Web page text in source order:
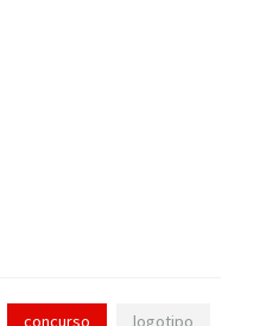
concurso logotipo